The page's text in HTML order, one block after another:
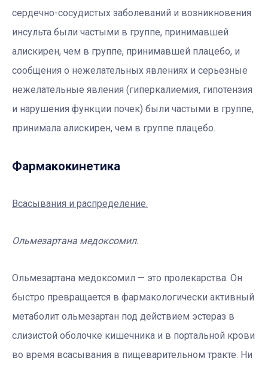
сердечно-сосудистых заболеваний и возникновения
инсульта были частыми в группе, принимавшей
алискирен, чем в группе, принимавшей плацебо, и
сообщения о нежелательных явлениях и серьезные
нежелательные явления (гиперкалиемия, гипотензия
и нарушения функции почек) были частыми в группе,
принимала алискирен, чем в группе плацебо.
Фармакокинетика
Всасывания и распределение.
Ольмезартана медоксомил.
Ольмезартана медоксомил — это пролекарства. Он
быстро превращается в фармакологически активный
метаболит ольмезартан под действием эстераз в
слизистой оболочке кишечника и в портальной крови
во время всасывания в пищеварительном тракте. Ни